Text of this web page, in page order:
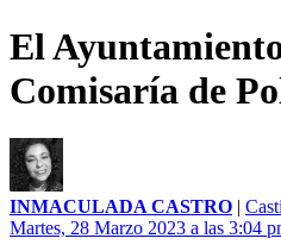
El
Comisaría de
INMACULADA CASTRO |
Martes, 28 Marzo 2023 a las 3:04